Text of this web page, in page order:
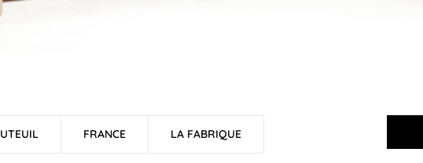
FRANCE LA FABRIQUE